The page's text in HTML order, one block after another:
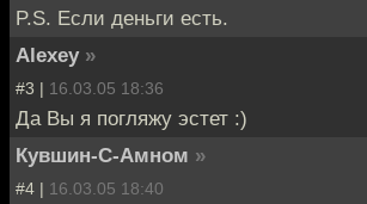
P.S. Если деньги есть.
Alexey »
#3 | 16.03.05 18:36
Да Вы я погляжу эстет :)
Кувшин-С-Амном »
#4 | 16.03.05 18:40